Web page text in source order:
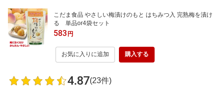
こだま食品 やさしい梅漬けのもと はちみつ入 完熟梅を漬け
る 単品or4袋セット
583円
お気に入りに追加 購入する
4.87(23件)